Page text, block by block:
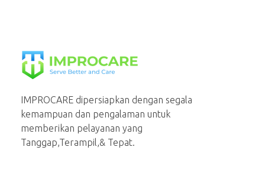
IMPROCARE dipersiapkan dengan segala
kemampuan dan pengalaman untuk
memberikan pelayanan yang
Tanggap,Terampil,& Tepat.